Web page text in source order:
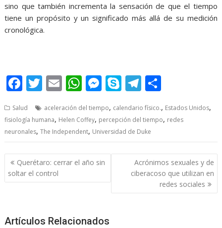
sino que también incrementa la sensación de que el tiempo
tiene un propósito y un significado más allá de su medición
cronológica.
F
e
b
o
o
k
T
itt
er
E
ai
l
W
at
s
A
p
p
M
ss
e
n
g
er
S
y
p
e
T
e
gr
a
m
ar
Salud aceleración del tiempo, calendario físico., Estados Unidos,
fisiología humana, Helen Coffey, percepción del tiempo, redes
neuronales,The Independent, Universidad de Duke
Post
navigation
Querétaro: cerrar el año sin
soltar el control
Acrónimos sexuales y de
ciberacoso que utilizan en
redes sociales
Artículos Relacionados